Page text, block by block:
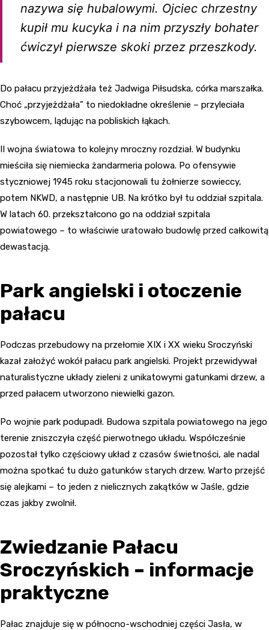
nazywa się hubalowymi. Ojciec chrzestny
kupił mu kucyka i na nim przyszły bohater
ćwiczył pierwsze skoki przez przeszkody.
Do pałacu przyjeżdżała też Jadwiga Piłsudska, córka marszałka.
Choć „przyjeżdżała” to niedokładne określenie – przyleciała
szybowcem, lądując na pobliskich łąkach.
II wojna światowa to kolejny mroczny rozdział. W budynku
mieściła się niemiecka żandarmeria polowa. Po ofensywie
styczniowej 1945 roku stacjonowali tu żołnierze sowieccy,
potem NKWD, a następnie UB. Na krótko był tu oddział szpitala.
W latach 60. przekształcono go na oddział szpitala
powiatowego – to właściwie uratowało budowlę przed całkowitą
dewastacją.
Park angielski i otoczenie
pałacu
Podczas przebudowy na przełomie XIX i XX wieku Sroczyński
kazał założyć wokół pałacu park angielski. Projekt przewidywał
naturalistyczne układy zieleni z unikatowymi gatunkami drzew, a
przed pałacem utworzono niewielki gazon.
Po wojnie park podupadł. Budowa szpitala powiatowego na jego
terenie zniszczyła część pierwotnego układu. Współcześnie
pozostał tylko częściowy układ z czasów świetności, ale nadal
można spotkać tu dużo gatunków starych drzew. Warto przejść
się alejkami – to jeden z nielicznych zakątków w Jaśle, gdzie
czas jakby zwolnił.
Zwiedzanie Pałacu
Sroczyńskich – informacje
praktyczne
Pałac znajduje się w północno-wschodniej części Jasła, w